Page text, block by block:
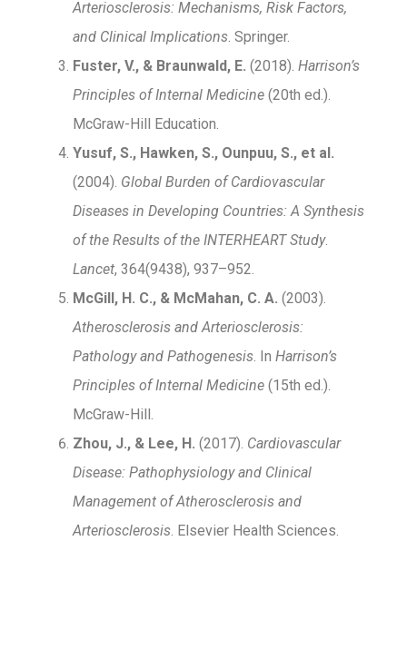
Arteriosclerosis: Mechanisms, Risk Factors,
and Clinical Implications. Springer.
Fuster, V., & Braunwald, E. (2018). Harrison’s
Principles of Internal Medicine (20th ed.).
McGraw-Hill Education.
Yusuf, S., Hawken, S., Ounpuu, S., et al.
(2004). Global Burden of Cardiovascular
Diseases in Developing Countries: A Synthesis
of the Results of the INTERHEART Study.
Lancet, 364(9438), 937–952.
McGill, H. C., & McMahan, C. A. (2003).
Atherosclerosis and Arteriosclerosis:
Pathology and Pathogenesis. In Harrison’s
Principles of Internal Medicine (15th ed.).
McGraw-Hill.
Zhou, J., & Lee, H. (2017). Cardiovascular
Disease: Pathophysiology and Clinical
Management of Atherosclerosis and
Arteriosclerosis. Elsevier Health Sciences.